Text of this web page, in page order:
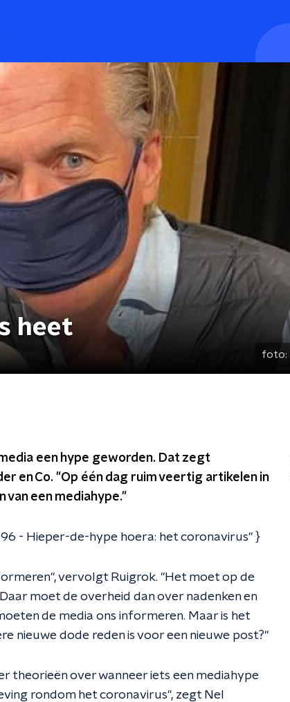
heet
foto:
een hype geworden. Dat zegt
en Co. "Op één dag ruim veertig artikelen in
van een mediahype."
- Hieper-de-hype hoera: het coronavirus" }
vervolgt Ruigrok. "Het moet op de
moet de overheid dan over nadenken en
de media ons informeren. Maar is het
nieuwe dode reden is voor een nieuwe post?"
theorieën over wanneer iets een mediahype
rondom het coronavirus", zegt Nel